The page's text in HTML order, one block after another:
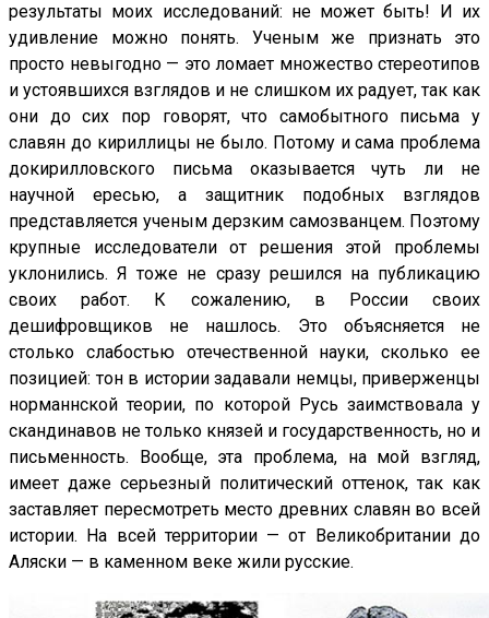
результаты моих исследований: не может быть! И их
удивление можно понять. Ученым же признать это
просто невыгодно — это ломает множество стереотипов
и устоявшихся взглядов и не слишком их радует, так как
они до сих пор говорят, что самобытного письма у
славян до кириллицы не было. Потому и сама проблема
докирилловского письма оказывается чуть ли не
научной ересью, а защитник подобных взглядов
представляется ученым дерзким самозванцем. Поэтому
крупные исследователи от решения этой проблемы
уклонились. Я тоже не сразу решился на публикацию
своих работ. К сожалению, в России своих
дешифровщиков не нашлось. Это объясняется не
столько слабостью отечественной науки, сколько ее
позицией: тон в истории задавали немцы, приверженцы
норманнской теории, по которой Русь заимствовала у
скандинавов не только князей и государственность, но и
письменность. Вообще, эта проблема, на мой взгляд,
имеет даже серьезный политический оттенок, так как
заставляет пересмотреть место древних славян во всей
истории. На всей территории — от Великобритании до
Аляски — в каменном веке жили русские.